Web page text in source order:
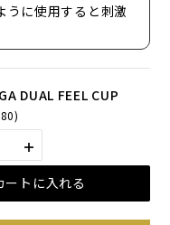
うに使用すると刺激
DUAL FEEL CUP
ートに入れる